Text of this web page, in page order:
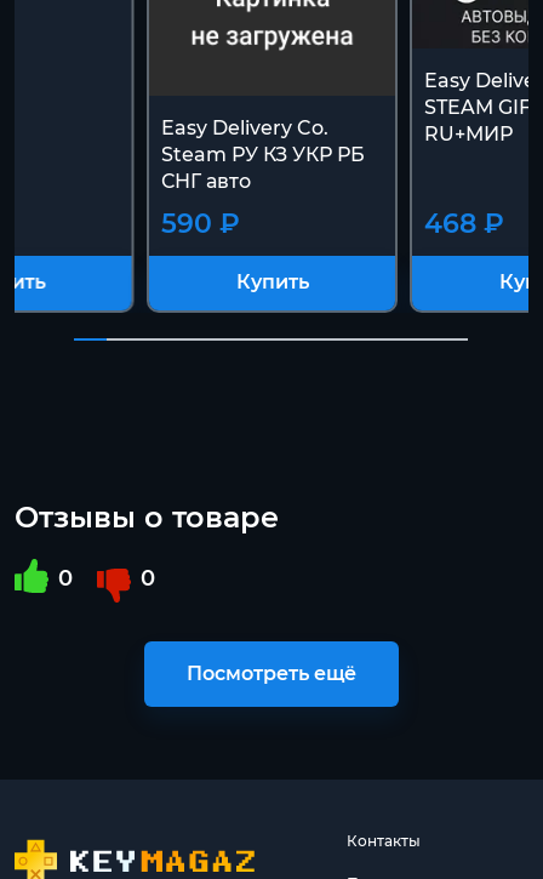
Easy Delivery Co.
Steam РУ КЗ УКР РБ
СНГ авто
590 ₽
Купить
Easy
STEAM
RU+МИР
468 ₽
Отзывы о товаре
0 0
Посмотреть ещё
Контакты